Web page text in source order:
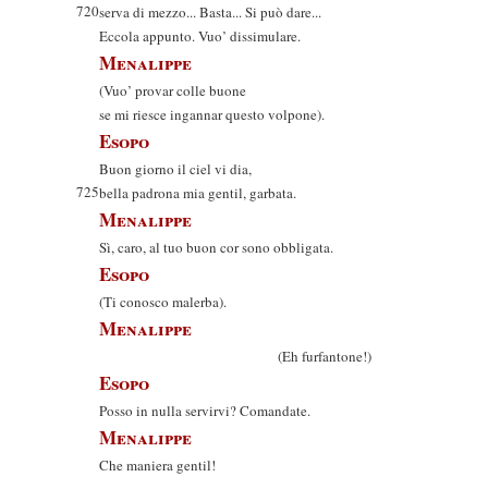
720serva di mezzo... Basta... Si può dare...
Eccola appunto. Vuo’ dissimulare.
Menalippe
(Vuo’ provar colle buone
se mi riesce ingannar questo volpone).
Esopo
Buon giorno il ciel vi dia,
725bella padrona mia gentil, garbata.
Menalippe
Sì, caro, al tuo buon cor sono obbligata.
Esopo
(Ti conosco malerba).
Menalippe
(Eh furfantone!)
Esopo
Posso in nulla servirvi? Comandate.
Menalippe
Che maniera gentil!